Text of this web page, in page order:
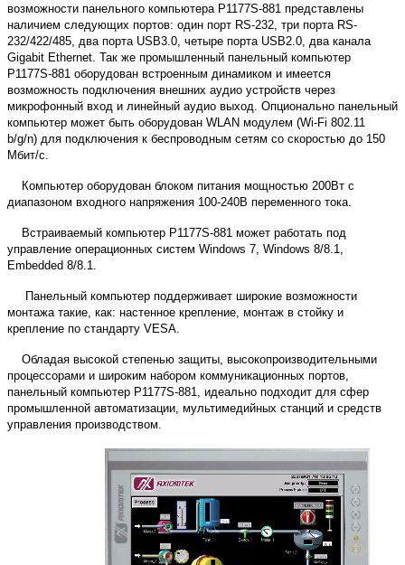
возможности панельного компьютера P1177S-881 представлены
наличием следующих портов: один порт RS-232, три порта RS-
232/422/485, два порта USB3.0, четыре порта USB2.0, два канала
Gigabit Ethernet. Так же промышленный панельный компьютер
P1177S-881 оборудован встроенным динамиком и имеется
возможность подключения внешних аудио устройств через
микрофонный вход и линейный аудио выход. Опционально панельный
компьютер может быть оборудован WLAN модулем (Wi-Fi 802.11
b/g/n) для подключения к беспроводным сетям со скоростью до 150
Мбит/с.
Компьютер оборудован блоком питания мощностью 200Вт с
диапазоном входного напряжения 100-240В переменного тока.
Встраиваемый компьютер P1177S-881 может работать под
управление операционных систем Windows 7, Windows 8/8.1,
Embedded 8/8.1.
Панельный компьютер поддерживает широкие возможности
монтажа такие, как: настенное крепление, монтаж в стойку и
крепление по стандарту VESA.
Обладая высокой степенью защиты, высокопроизводительными
процессорами и широким набором коммуникационных портов,
панельный компьютер P1177S-881, идеально подходит для сфер
промышленной автоматизации, мультимедийных станций и средств
управления производством.